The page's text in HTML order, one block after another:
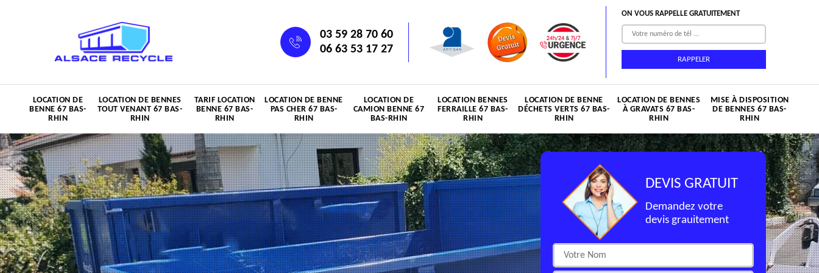
03 59 28 70 60
06 63 53 17 27
ON VOUS RAPPELLE GRATUITEMENT
LOCATION DE
BENNE 67 BAS-
RHIN
LOCATION DE BENNES
TOUT VENANT 67 BAS-
RHIN
TARIF LOCATION
BENNE 67 BAS-
RHIN
LOCATION DE BENNE
PAS CHER 67 BAS-
RHIN
LOCATION DE
CAMION BENNE 67
BAS-RHIN
LOCATION BENNES
FERRAILLE 67 BAS-
RHIN
LOCATION DE BENNE
DÉCHETS VERTS 67 BAS-
RHIN
LOCATION DE BENNES
À GRAVATS 67 BAS-
RHIN
MISE À DISPOSITION
DE BENNES 67 BAS-
RHIN
DEVIS GRATUIT
Demandez votre
devis grauitement